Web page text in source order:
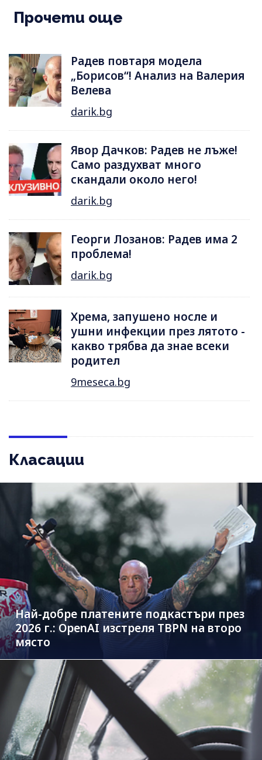
Прочети още
Радев повтаря модела
„Борисов“! Анализ на Валерия
Велева
darik.bg
Явор Дачков: Радев не лъже!
Само раздухват много
скандали около него!
darik.bg
Георги Лозанов: Радев има 2
проблема!
darik.bg
Хрема, запушено носле и
ушни инфекции през лятотo -
какво трябва да знае всеки
родител
9meseca.bg
Класации
Най-добре платените подкастъри през
2026 г.: OpenAI изстреля TBPN на второ
място